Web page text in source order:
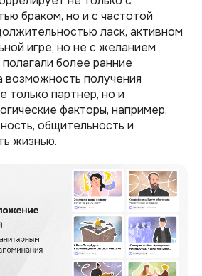
браком, но и с частотой
ласк, активном
игре, но не с желанием
более ранние
возможность получения
только партнер, но и
факторы, например,
общительность и
жизнью.